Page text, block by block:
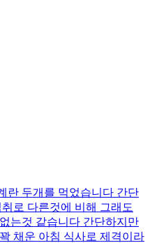
란 두개를 먹었습니다 간단
로 다른것에 비해 그래도
는것 같습니다 간단하지만
채운 아침 식사로 제격이라